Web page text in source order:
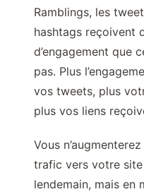
Ramblings, les
hashtags reçoivent
d’engagement que
pas. Plus
vos tweets, plus
plus vos liens
Vous
trafic vers votre site
lendemain, mais